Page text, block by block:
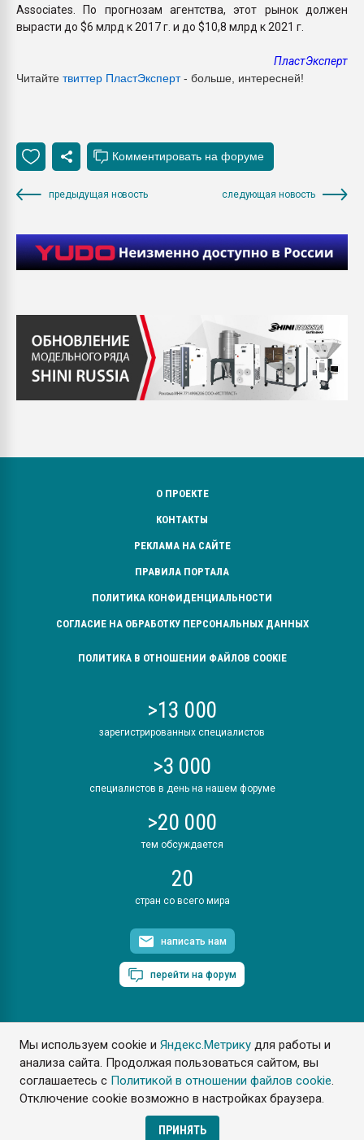
Мы используем cookie иЯндекс.Метрику для работы и
анализа сайта. Продолжая пользоваться сайтом, вы
соглашаетесь с Политикой в отношении файлов cookie.
Отключение cookie возможно в настройках браузера.
ПРИНЯТЬ
Associates. По прогнозам агентства, этот рынок должен
вырасти до $6 млрд к 2017 г. и до $10,8 млрд к 2021 г.
ПластЭксперт
Читайте твиттер ПластЭксперт- больше, интересней!
предыдущая новость следующая новость
О ПРОЕКТЕ
КОНТАКТЫ
РЕКЛАМА НА САЙТЕ
ПРАВИЛА ПОРТАЛА
ПОЛИТИКА КОНФИДЕНЦИАЛЬНОСТИ
СОГЛАСИЕ НА ОБРАБОТКУ ПЕРСОНАЛЬНЫХ ДАННЫХ
ПОЛИТИКА В ОТНОШЕНИИ ФАЙЛОВ COOKIE
>13 000
зарегистрированных специалистов
>3 000
специалистов в день на нашем форуме
>20 000
тем обсуждается
20
стран со всего мира
написать нам
перейти на форум
ПластЭксперт © 2006. Все права защищены
Разрешается копирование материалов сайта с обязательной
ссылкой на www.e-plastic.ru
Разработка сайта